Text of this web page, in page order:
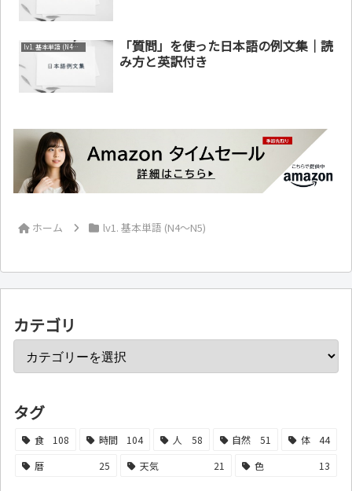
lv1. 基本単語 (N4～N5)
「質問」を使った日本語の例文集｜読
み方と英訳付き
ホーム lv1. 基本単語 (N4～N5)
カテゴリ
タグ
食 108 時間 104 人 58 自然 51 体
44
暦
25 天気 21 色 13